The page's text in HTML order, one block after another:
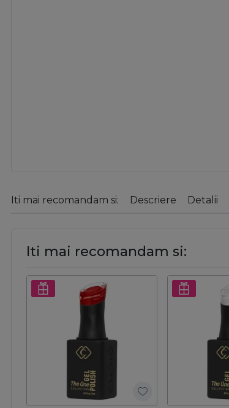
Iti mai recomandam si: Descriere Detalii
Iti mai recomandam si: